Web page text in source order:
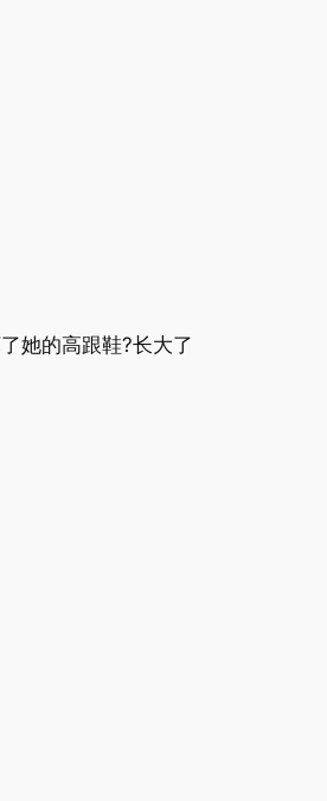
她的高跟鞋?长大了